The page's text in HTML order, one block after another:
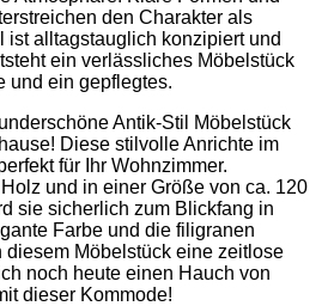
den Charakter als
ist alltagstauglich konzipiert und
ein verlässliches Möbelstück
und ein gepflegtes.
Antik-Stil Möbelstück
Diese stilvolle Anrichte im
für Ihr Wohnzimmer.
und in einer Größe von ca. 120
sie sicherlich zum Blickfang in
Farbe und die filigranen
Möbelstück eine zeitlose
noch heute einen Hauch von
dieser Kommode!